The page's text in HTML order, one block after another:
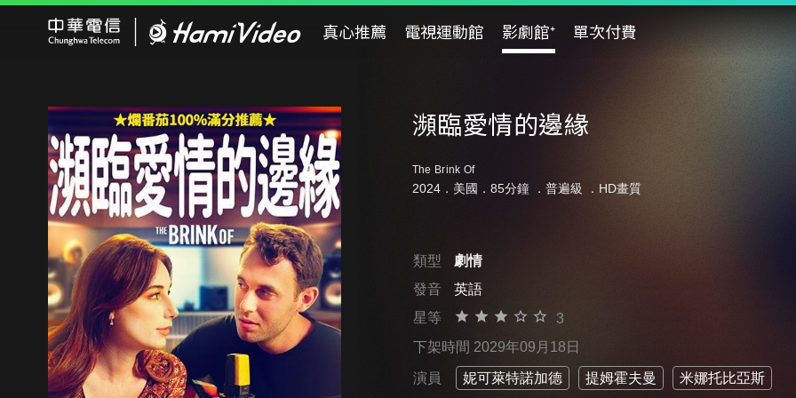
真心推薦 電視運動館 影劇館⁺ 單次付費
瀕臨愛情的邊緣
The Brink Of
2024．美國．85分鐘 ． 普遍級 ．HD畫質
類型
劇情
發音
英語
星等
3
下架時間 2029年09月18日
演員 妮可萊特諾加德 提姆霍夫曼 米娜托比亞斯